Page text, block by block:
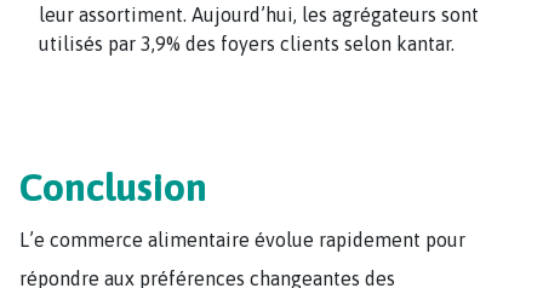
leur assortiment. Aujourd’hui, les agrégateurs sont
utilisés par 3,9% des foyers clients selon kantar.
Conclusion
L’e commerce alimentaire évolue rapidement pour
répondre aux préférences changeantes des